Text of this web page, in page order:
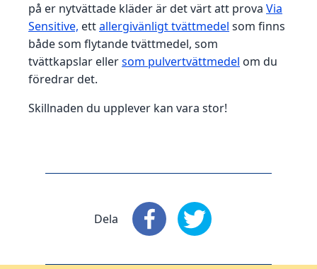
på er nytvättade kläder är det värt att prova Via
Sensitive, ettallergivänligt tvättmedel som finns
både som flytande tvättmedel, som
tvättkapslar ellersom pulvertvättmedel om du
föredrar det.
Skillnaden du upplever kan vara stor!
Dela Dela : Facebook
Dela